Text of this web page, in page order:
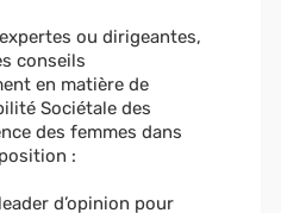
ou dirigeantes,
conseils
en matière de
Sociétale des
des femmes dans
:
d’opinion pour